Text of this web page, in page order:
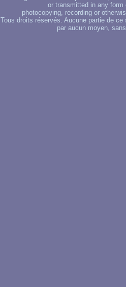
or transmitted in any
photocopying, recording or
Tous droits réservés. Aucune partie de
par aucun moyen,